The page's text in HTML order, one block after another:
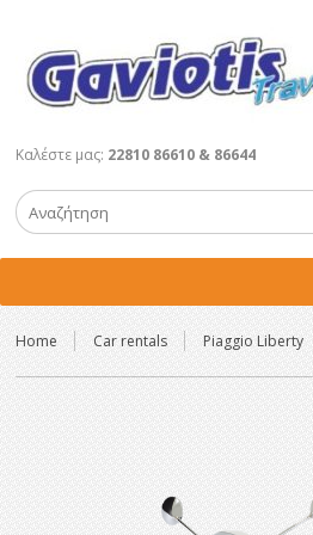
Καλέστε μας: 22810 86610 & 86644
Home Car rentals Piaggio Liberty